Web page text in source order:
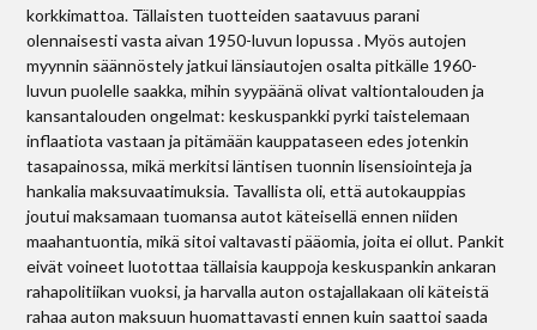
korkkimattoa. Tällaisten tuotteiden saatavuus parani
olennaisesti vasta aivan 1950-luvun lopussa . Myös autojen
myynnin säännöstely jatkui länsiautojen osalta pitkälle 1960-
luvun puolelle saakka, mihin syypäänä olivat valtiontalouden ja
kansantalouden ongelmat: keskuspankki pyrki taistelemaan
inflaatiota vastaan ja pitämään kauppataseen edes jotenkin
tasapainossa, mikä merkitsi läntisen tuonnin lisensiointeja ja
hankalia maksuvaatimuksia. Tavallista oli, että autokauppias
joutui maksamaan tuomansa autot käteisellä ennen niiden
maahantuontia, mikä sitoi valtavasti pääomia, joita ei ollut. Pankit
eivät voineet luotottaa tällaisia kauppoja keskuspankin ankaran
rahapolitiikan vuoksi, ja harvalla auton ostajallakaan oli käteistä
rahaa auton maksuun huomattavasti ennen kuin saattoi saada